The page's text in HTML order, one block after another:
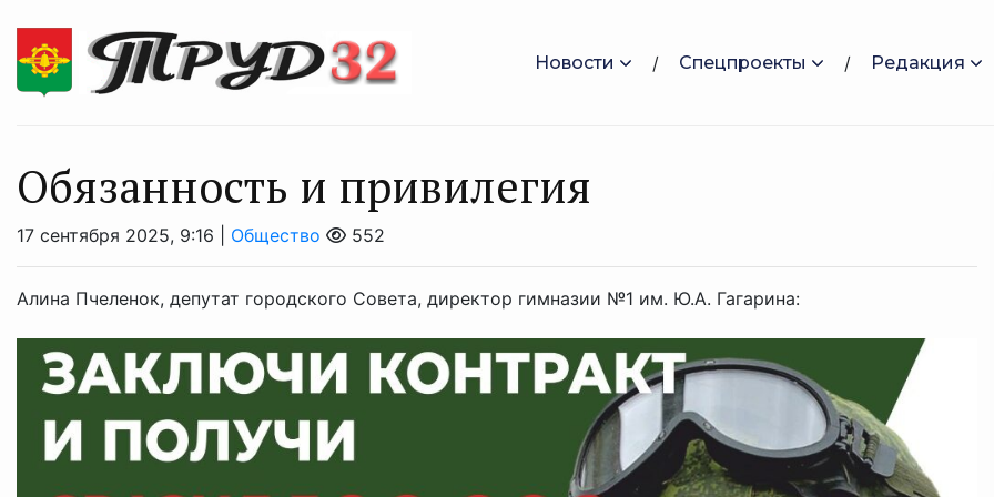
Новости Спецпроекты Редакция
Обязанность и привилегия
17 сентября 2025, 9:16 | Общество 552
Алина Пчеленок, депутат городского Совета, директор гимназии №1 им. Ю.А. Гагарина: